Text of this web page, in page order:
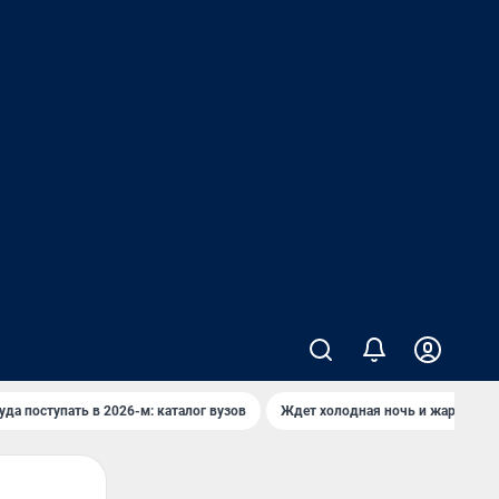
поступать в 2026-м: каталог вузов Ждет холодная ночь и жаркий